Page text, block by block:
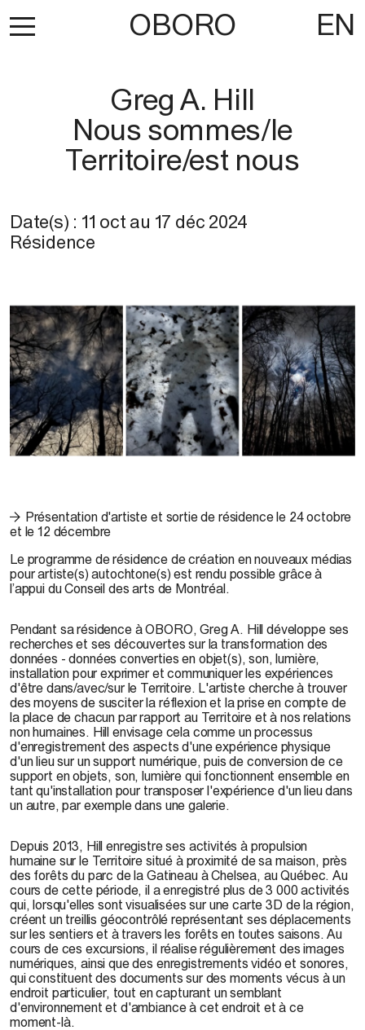
OBORO EN
Greg A. Hill
Nous sommes/le
Territoire/est nous
Date(s) : 11 oct au 17 déc 2024
Résidence
Présentation d'artiste et sortie de résidence le 24 octobre
et le 12 décembre
Le programme de résidence de création en nouveaux médias
pour artiste(s) autochtone(s) est rendu possible grâce à
l’appui du Conseil des arts de Montréal.
Pendant sa résidence à OBORO, Greg A. Hill développe ses
recherches et ses découvertes sur la transformation des
données - données converties en objet(s), son, lumière,
installation pour exprimer et communiquer les expériences
d'être dans/avec/sur le Territoire. L'artiste cherche à trouver
des moyens de susciter la réflexion et la prise en compte de
la place de chacun par rapport au Territoire et à nos relations
non humaines. Hill envisage cela comme un processus
d'enregistrement des aspects d'une expérience physique
d'un lieu sur un support numérique, puis de conversion de ce
support en objets, son, lumière qui fonctionnent ensemble en
tant qu'installation pour transposer l'expérience d'un lieu dans
un autre, par exemple dans une galerie.
Depuis 2013, Hill enregistre ses activités à propulsion
humaine sur le Territoire situé à proximité de sa maison, près
des forêts du parc de la Gatineau à Chelsea, au Québec. Au
cours de cette période, il a enregistré plus de 3 000 activités
qui, lorsqu'elles sont visualisées sur une carte 3D de la région,
créent un treillis géocontrôlé représentant ses déplacements
sur les sentiers et à travers les forêts en toutes saisons. Au
cours de ces excursions, il réalise régulièrement des images
numériques, ainsi que des enregistrements vidéo et sonores,
qui constituent des documents sur des moments vécus à un
endroit particulier, tout en capturant un semblant
d'environnement et d'ambiance à cet endroit et à ce
moment-là.